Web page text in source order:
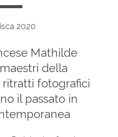
Mathilde
della
fotografici
il passato in